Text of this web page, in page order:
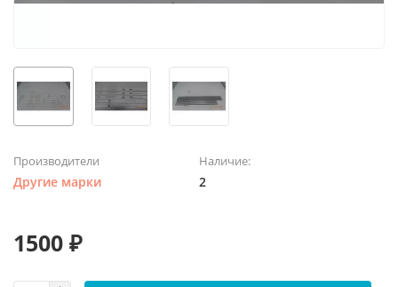
Производители
Другие марки
Наличие:
2
1500 ₽